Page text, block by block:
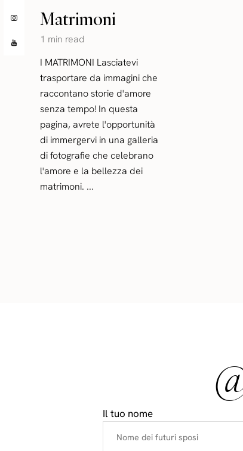
Matrimoni
1 min read
I MATRIMONI Lasciatevi
trasportare da immagini che
raccontano storie d'amore
senza tempo! In questa
pagina, avrete l'opportunità
di immergervi in una galleria
di fotografie che celebrano
l'amore e la bellezza dei
matrimoni. ...
Il tuo nome